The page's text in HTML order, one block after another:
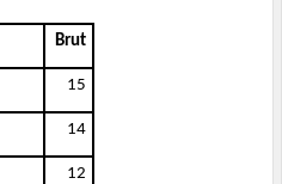
Brut
15
14
12